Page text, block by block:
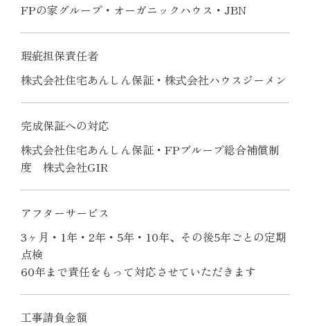
FPの家グループ・オーガニックハウス・JBN
瑕疵担保責任者
株式会社住宅あんしん保証・株式会社ハウスジーメン
完成保証への対応
株式会社住宅あんしん保証・FPブループ総合補償制
度 株式会社GIR
アフターサービス
3ヶ月・1年・2年・5年・10年、その後5年ごとの定期
点検
60年まで責任をもって対応させていただきます
工事請負金額